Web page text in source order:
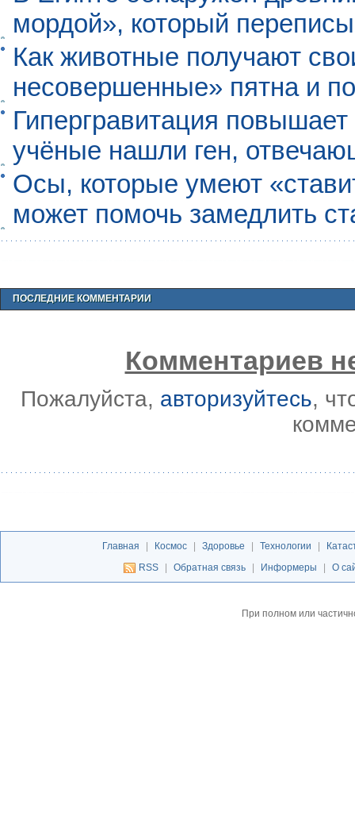
мордой», который
Как животные получают
несовершенные» пятна и
Гипергравитация
учёные нашли ген,
Осы, которые умеют
может помочь замедлить
ПОСЛЕДНИЕ КОММЕНТАРИИ
Комментариев
Пожалуйста, авторизуйтесь,
Главная | Космос | Здоровье | Технологии |
RSS
| Обратная связь | Информеры | О
При полном или